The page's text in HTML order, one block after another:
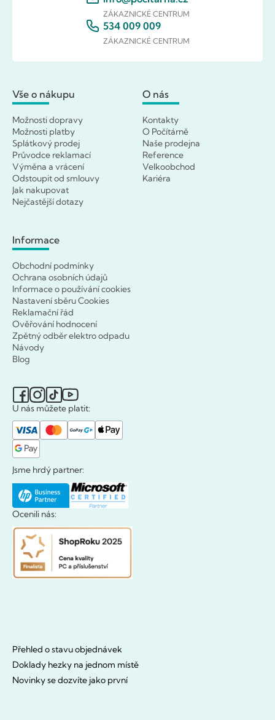
ZÁKAZNICKÉ CENTRUM
534 009 009
ZÁKAZNICKÉ CENTRUM
Vše o nákupu
Možnosti dopravy
Možnosti platby
Splátkový prodej
Průvodce reklamací
Výměna a vrácení
Odstoupit od smlouvy
Jak nakupovat
Nejčastější dotazy
O nás
Kontakty
O Počítárně
Naše prodejna
Reference
Velkoobchod
Kariéra
Informace
Obchodní podmínky
Ochrana osobních údajů
Informace o používání cookies
Nastavení sběru Cookies
Reklamační řád
Ověřování hodnocení
Zpětný odběr elektro odpadu
Návody
Blog
U nás můžete platit:
Jsme hrdý partner:
Ocenili nás:
Přehled o stavu objednávek
Doklady hezky na jednom místě
Novinky se dozvíte jako první